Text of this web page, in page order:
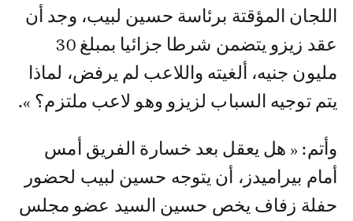
اللجان المؤقتة برئاسة حسين لبيب، وجد أن
عقد زيزو يتضمن شرطا جزائيا بمبلغ 30
مليون جنيه، ألغيته واللاعب لم يرفض، لماذا
يتم توجيه السباب لزيزو وهو لاعب ملتزم؟ ».
وأتم: « هل يعقل بعد خسارة الفريق أمس
أمام بيراميدز، أن يتوجه حسين لبيب لحضور
حفلة زفاف يخص حسين السيد عضو مجلس